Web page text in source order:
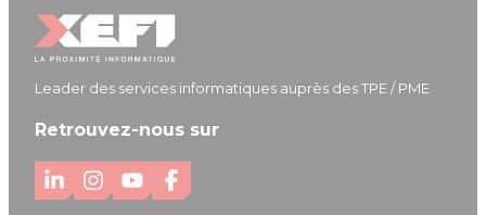
Leader des services informatiques auprès des TPE / PME
Retrouvez-nous sur
L
I
Y
F